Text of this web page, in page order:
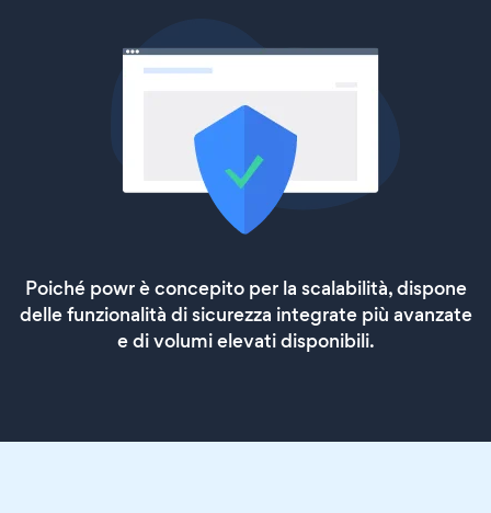
Poiché powr è concepito per la scalabilità, dispone
delle funzionalità di sicurezza integrate più avanzate
e di volumi elevati disponibili.